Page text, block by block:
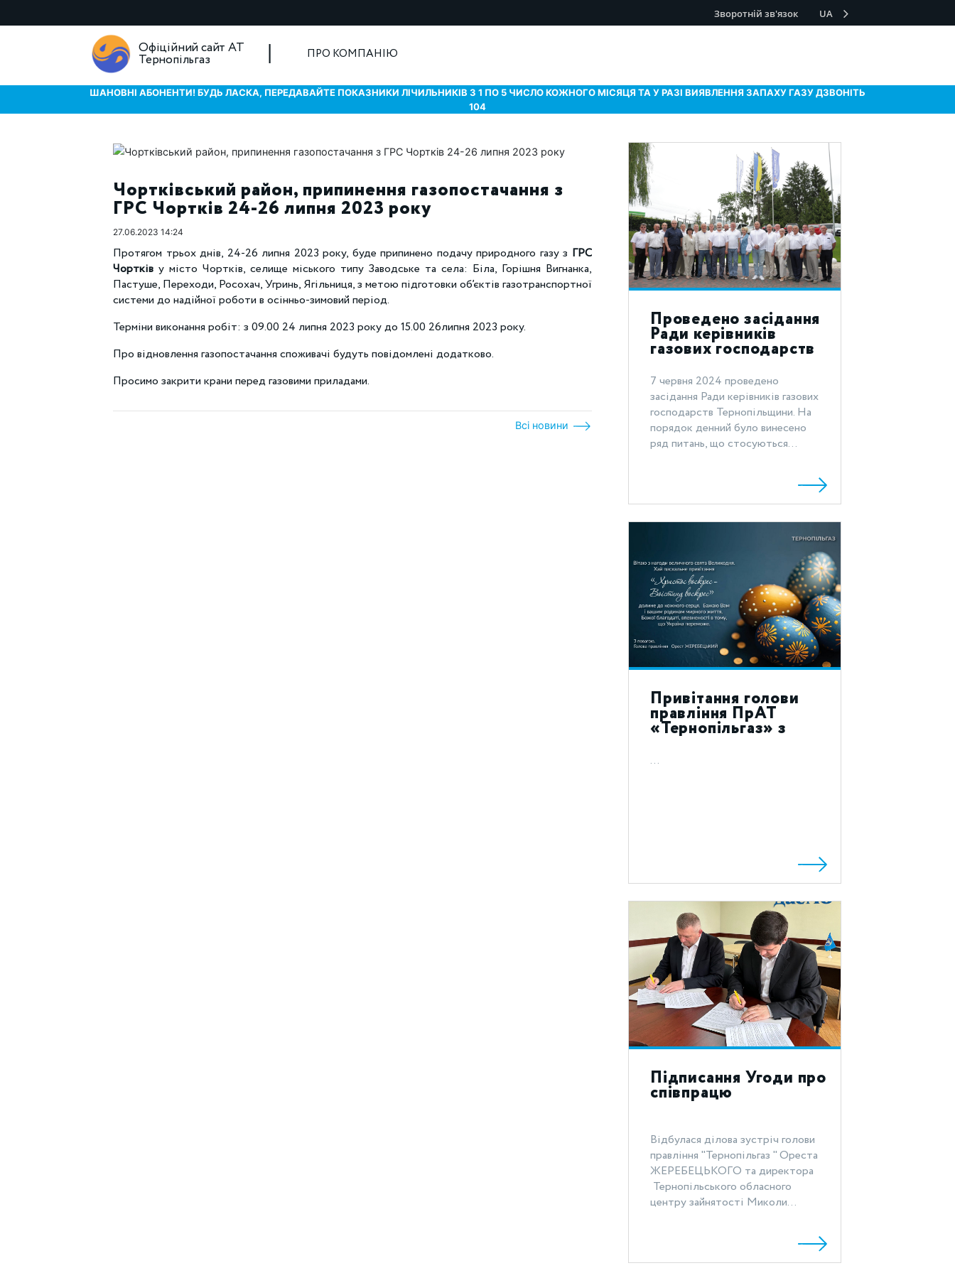
Зворотній зв'язок UA
Офіційний сайт АТ
Тернопільгаз ПРО КОМПАНІЮ
ШАНОВНІ АБОНЕНТИ! БУДЬ ЛАСКА, ПЕРЕДАВАЙТЕ ПОКАЗНИКИ ЛІЧИЛЬНИКІВ З 1 ПО 5 ЧИСЛО КОЖНОГО МІСЯЦЯ ТА У РАЗІ ВИЯВЛЕННЯ ЗАПАХУ ГАЗУ ДЗВОНІТЬ
104
Чортківський район, припинення газопостачання з
ГРС Чортків 24-26 липня 2023 року
27.06.2023 14:24
Протягом трьох днів, 24-26 липня 2023 року, буде припинено подачу природного газу з ГРС
Чортків у місто Чортків, селище міського типу Заводське та села: Біла, Горішня Вигнанка,
Пастуше, Переходи, Росохач, Угринь, Ягільниця, з метою підготовки об’єктів газотранспортної
системи до надійної роботи в осінньо-зимовий період.
Терміни виконання робіт: з 09.00 24 липня 2023 року до 15.00 26липня 2023 року.
Про відновлення газопостачання споживачі будуть повідомлені додатково.
Просимо закрити крани перед газовими приладами.
Всі новини
Проведено засідання
Ради керівників
газових господарств
Тернопільщини
7 червня 2024 проведено
засідання Ради керівників газових
господарств Тернопільщини. На
порядок денний було винесено
ряд питань, що стосуються...
Привітання голови
правління ПрАТ
«Тернопільгаз» з
святом Воскресіння
Христового 2024!
...
Підписання Угоди про
співпрацю
Відбулася ділова зустріч голови
правління "Тернопільгаз " Ореста
ЖЕРЕБЕЦЬКОГО та директора
Тернопільського обласного
центру зайнятості Миколи...